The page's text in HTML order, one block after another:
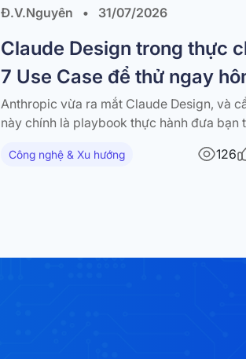
Đ.V.Nguyên • 31/07/2026
Claude Design trong thực
7 Use Case để thử ngay
nay
Anthropic vừa ra mắt Claude Design, và
này chính là playbook thực hành đưa bạn
được hôm nay”. Tài liệu tập hợp 7
Công nghệ & Xu hướng 126